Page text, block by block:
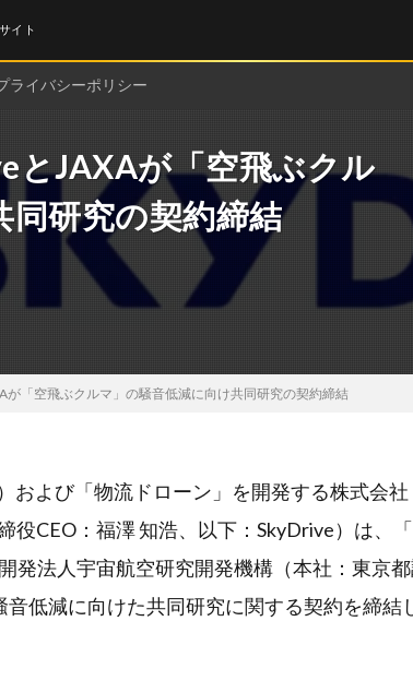
イト
ライバシーポリシー
とJAXAが「空飛ぶクル
同研究の契約締結
が「空飛ぶクルマ」の騒音低減に向け共同研究の契約締結
よび「物流ドローン」を開発する株式会社
役CEO：福澤 知浩、以下：SkyDrive）は、
発法人宇宙航空研究開発機構（本社：東京
低減に向けた共同研究に関する契約を締結